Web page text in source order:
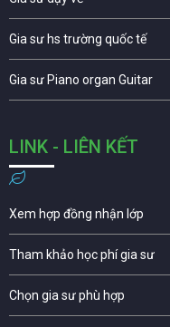
Gia sư hs trường quốc tế
Gia sư Piano organ Guitar
LINK - LIÊN KẾT
Xem hợp đồng nhận lớp
Tham khảo học phí gia sư
Chọn gia sư phù hợp